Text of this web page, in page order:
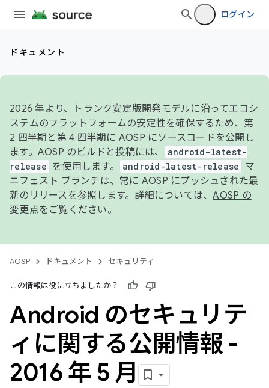
ログイン
ドキュメント
2026 年より、トランク安定版開発モデルに沿ってエコシ
ステムのプラットフォームの安定性を確保するため、第
2 四半期と第 4 四半期に AOSP にソースコードを公開し
ます。AOSP のビルドと投稿には、
android-latest-
release
を使用します。 android-latest-release
マ
ニフェスト ブランチは、常に AOSP にプッシュされた最
新のリリースを参照します。詳細については、AOSP の
変更点をご覧ください。
AOSP ドキュメント セキュリティ
この情報は役に立ちましたか？
Android のセキュリテ
ィに関する公開情報 -
2016 年 5 月